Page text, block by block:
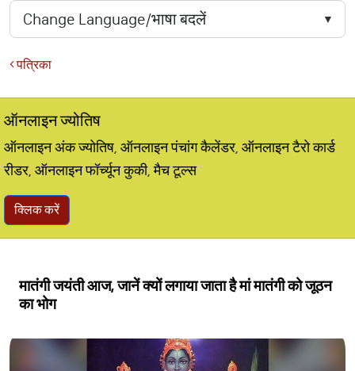
पत्रिका
ऑनलाइन ज्योतिष
ऑनलाइन अंक ज्योतिष, ऑनलाइन पंचांग कैलेंडर, ऑनलाइन टैरो कार्ड
रीडर, ऑनलाइन फॉर्च्यून कुकी, मैच टूल्स
क्लिक करें
मातंगी जयंती आज, जानें क्यों लगाया जाता है मां मातंगी को जूठन
का भोग